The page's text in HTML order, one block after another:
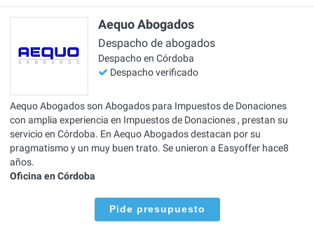
Aequo Abogados
Despacho de abogados
Despacho en Córdoba
Despacho verificado
Aequo Abogados son Abogados para Impuestos de Donaciones
con amplia experiencia en Impuestos de Donaciones , prestan su
servicio en Córdoba. En Aequo Abogados destacan por su
pragmatismo y un muy buen trato. Se unieron a Easyoffer hace8
años.
Oficina en Córdoba
Pide presupuesto